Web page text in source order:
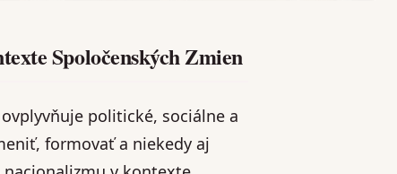
Spoločenských Zmien
politické, sociálne a
formovať a niekedy aj